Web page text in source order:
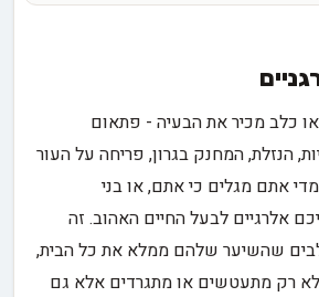
כלב מכיר את הבעיה - פתאום
הנזלת, המחנק בגרון, פריחה על העור
אתם מגלים כי אתם, או בני
אלרגיים לבעל החיים האהוב. זה
שהשיער שלהם ממלא את כל הבית,
רק מתעטשים או מתגרדים אלא גם